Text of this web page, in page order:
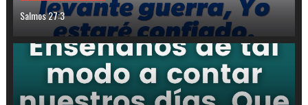
Salmos 27:3